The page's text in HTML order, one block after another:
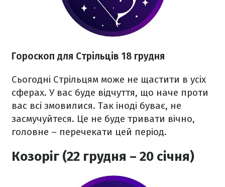
Гороскоп для Стрільців 18 грудня
Сьогодні Стрільцям може не щастити в усіх
сферах. У вас буде відчуття, що наче проти
вас всі змовилися. Так іноді буває, не
засмучуйтеся. Це не буде тривати вічно,
головне – перечекати цей період.
Козоріг (22 грудня – 20 січня)